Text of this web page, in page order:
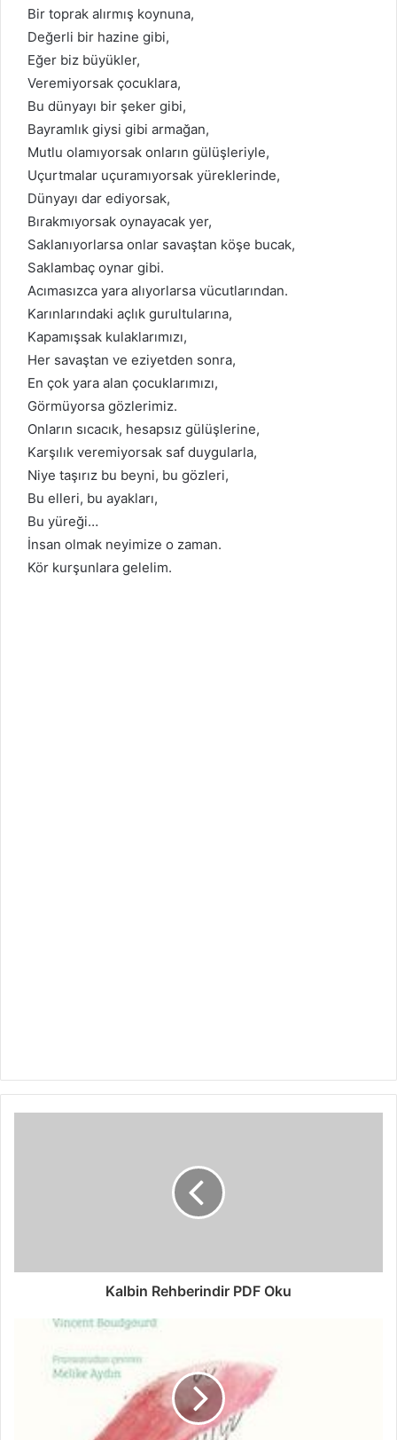
Bir toprak alırmış koynuna,
Değerli bir hazine gibi,
Eğer biz büyükler,
Veremiyorsak çocuklara,
Bu dünyayı bir şeker gibi,
Bayramlık giysi gibi armağan,
Mutlu olamıyorsak onların gülüşleriyle,
Uçurtmalar uçuramıyorsak yüreklerinde,
Dünyayı dar ediyorsak,
Bırakmıyorsak oynayacak yer,
Saklanıyorlarsa onlar savaştan köşe bucak,
Saklambaç oynar gibi.
Acımasızca yara alıyorlarsa vücutlarından.
Karınlarındaki açlık gurultularına,
Kapamışsak kulaklarımızı,
Her savaştan ve eziyetden sonra,
En çok yara alan çocuklarımızı,
Görmüyorsa gözlerimiz.
Onların sıcacık, hesapsız gülüşlerine,
Karşılık veremiyorsak saf duygularla,
Niye taşırız bu beyni, bu gözleri,
Bu elleri, bu ayakları,
Bu yüreği…
İnsan olmak neyimize o zaman.
Kör kurşunlara gelelim.
Kalbin Rehberindir PDF Oku